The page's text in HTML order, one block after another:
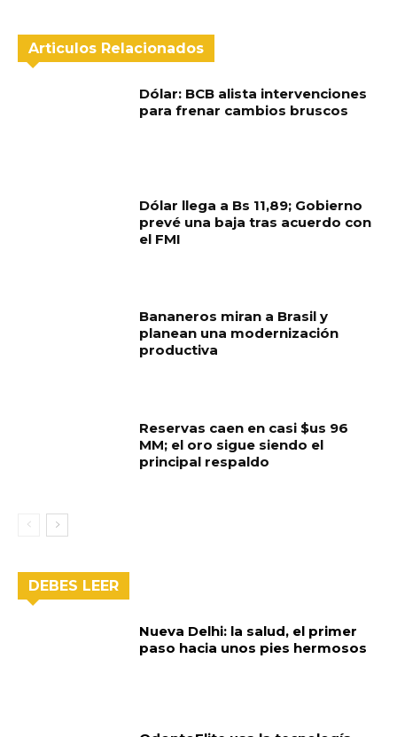
Articulos Relacionados
Dólar: BCB alista intervenciones
para frenar cambios bruscos
Dólar llega a Bs 11,89; Gobierno
prevé una baja tras acuerdo con
el FMI
Bananeros miran a Brasil y
planean una modernización
productiva
Reservas caen en casi $us 96
MM; el oro sigue siendo el
principal respaldo
DEBES LEER
Nueva Delhi: la salud, el primer
paso hacia unos pies hermosos